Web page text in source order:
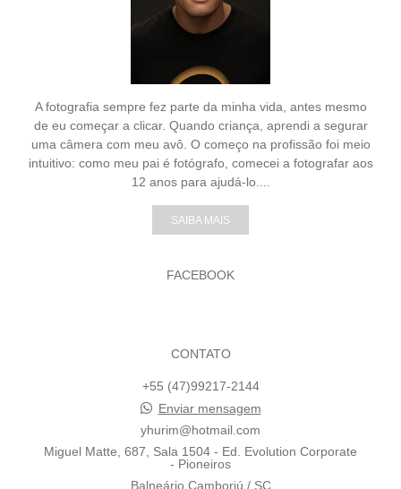
A fotografia sempre fez parte da minha vida, antes mesmo
de eu começar a clicar. Quando criança, aprendi a segurar
uma câmera com meu avô. O começo na profissão foi meio
intuitivo: como meu pai é fotógrafo, comecei a fotografar aos
12 anos para ajudá-lo....
SAIBA MAIS
FACEBOOK
CONTATO
+55 (47)99217-2144
Enviar mensagem
yhurim@hotmail.com
Miguel Matte, 687, Sala 1504 - Ed. Evolution Corporate
- Pioneiros
Balneário Camboriú / SC